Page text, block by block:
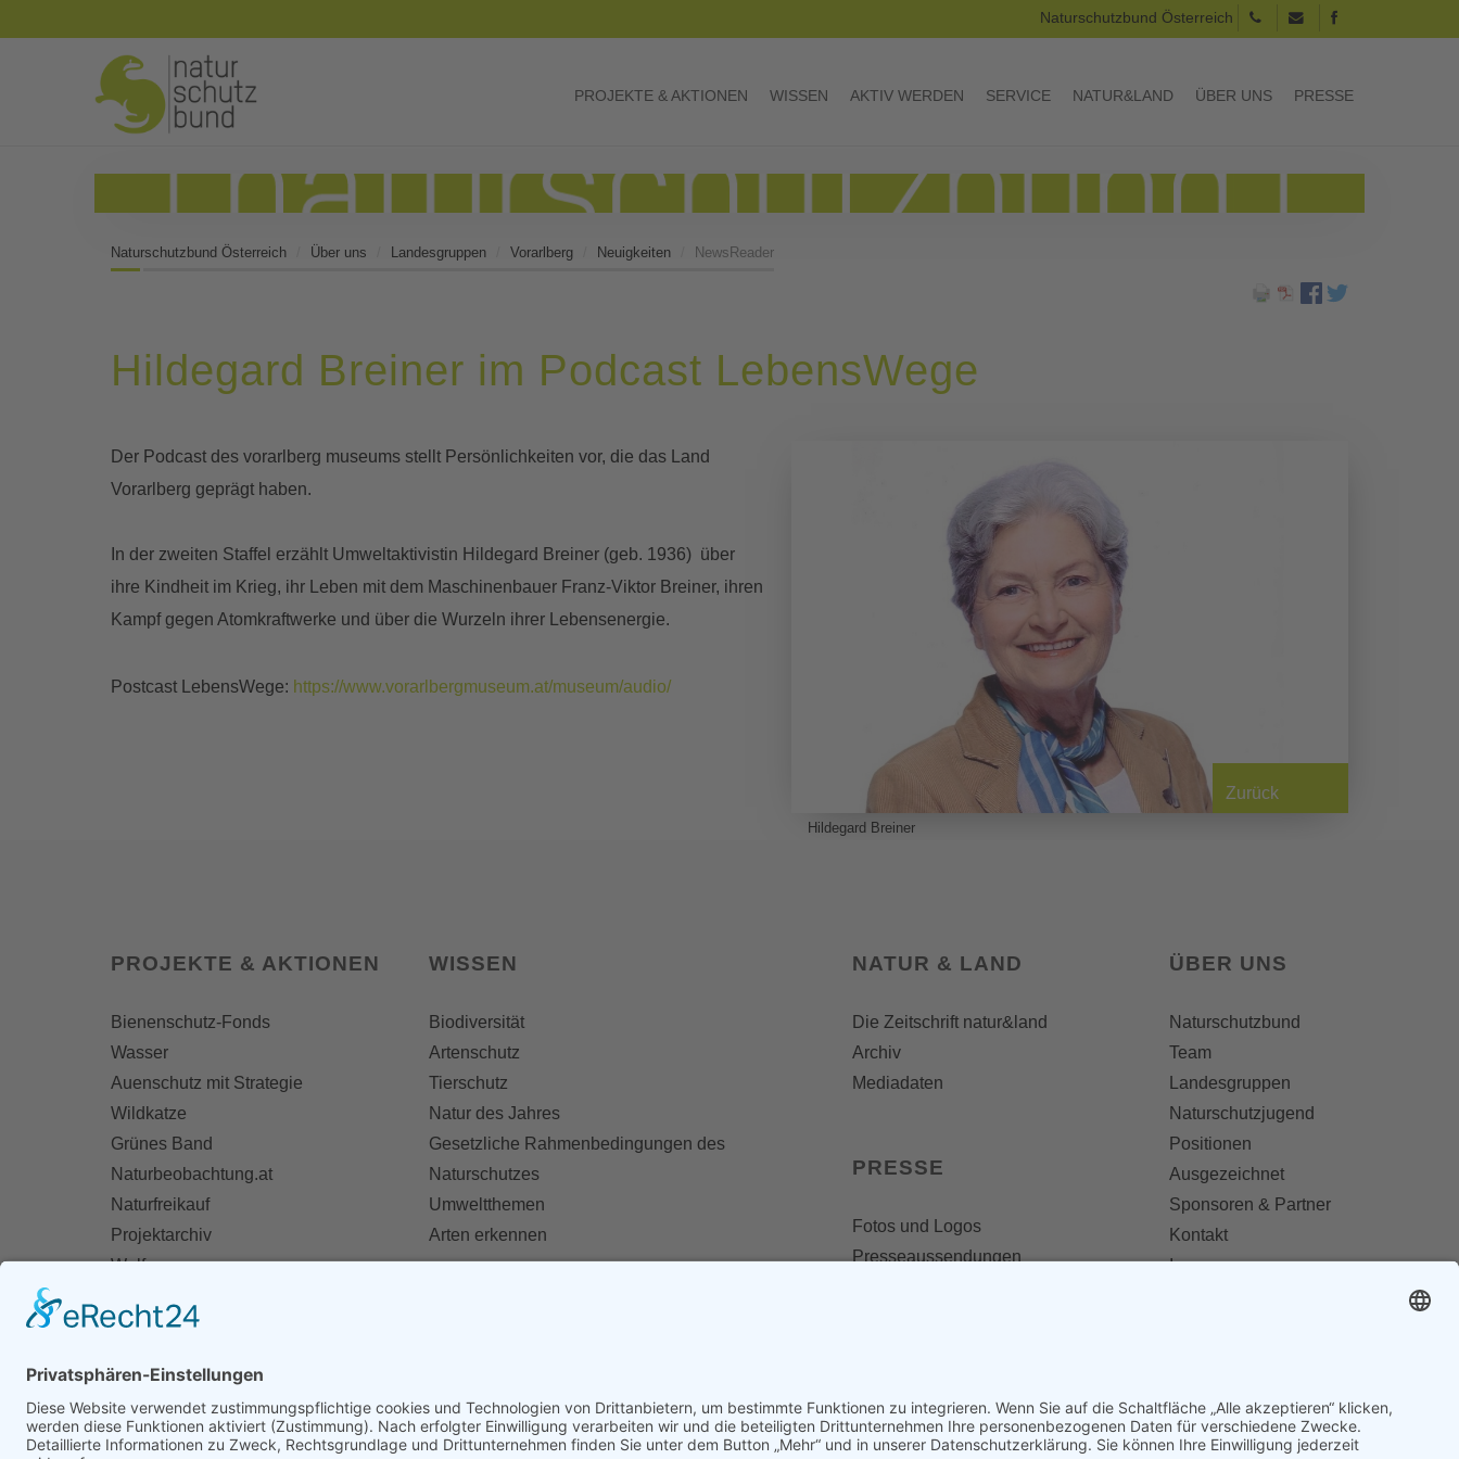
Naturschutzbund Österreich
PROJEKTE & AKTIONEN WISSEN AKTIV WERDEN SERVICE NATUR&LAND ÜBER UNS PRESSE
Naturschutzbund Österreich Über uns Landesgruppen Vorarlberg Neuigkeiten NewsReader
Hildegard Breiner im Podcast LebensWege
Hildegard Breiner
Der Podcast des vorarlberg museums stellt Persönlichkeiten vor, die das Land
Vorarlberg geprägt haben.
In der zweiten Staffel erzählt Umweltaktivistin Hildegard Breiner (geb. 1936) über
ihre Kindheit im Krieg, ihr Leben mit dem Maschinenbauer Franz-Viktor Breiner, ihren
Kampf gegen Atomkraftwerke und über die Wurzeln ihrer Lebensenergie.
Postcast LebensWege: https://www.vorarlbergmuseum.at/museum/audio/
Zurück
PROJEKTE & AKTIONEN
Bienenschutz-Fonds
Wasser
Auenschutz mit Strategie
Wildkatze
Grünes Band
Naturbeobachtung.at
Naturfreikauf
Projektarchiv
Wolf
WISSEN
Biodiversität
Artenschutz
Tierschutz
Natur des Jahres
Gesetzliche Rahmenbedingungen des
Naturschutzes
Umweltthemen
Arten erkennen
Spenden
Mitglied werden
NATUR & LAND
Die Zeitschrift natur&land
Archiv
Mediadaten
PRESSE
Fotos und Logos
Presseaussendungen
ÜBER UNS
Naturschutzbund
Team
Landesgruppen
Naturschutzjugend
Positionen
Ausgezeichnet
Sponsoren & Partner
Kontakt
Impressum